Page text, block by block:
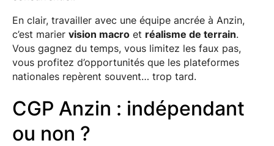
En clair, travailler avec une équipe ancrée à Anzin,
c’est marier vision macroet réalisme de terrain.
Vous gagnez du temps, vous limitez les faux pas,
vous profitez d’opportunités que les plateformes
nationales repèrent souvent… trop tard.
CGP Anzin : indépendant
ou non ?